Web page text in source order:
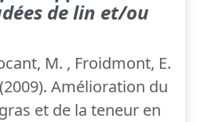
de lin et/ou
M. , Froidmont, E.
Amélioration du
et de la teneur en